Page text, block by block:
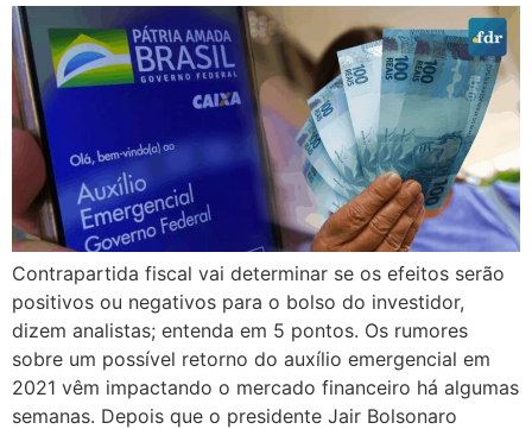
Contrapartida fiscal vai determinar se os efeitos serão
positivos ou negativos para o bolso do investidor,
dizem analistas; entenda em 5 pontos. Os rumores
sobre um possível retorno do auxílio emergencial em
2021 vêm impactando o mercado financeiro há algumas
semanas. Depois que o presidente Jair Bolsonaro